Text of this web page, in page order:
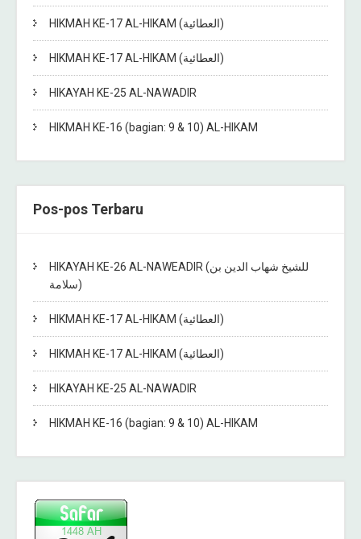
HIKMAH KE-17 AL-HIKAM (العطائية)
HIKMAH KE-17 AL-HIKAM (العطائية)
HIKAYAH KE-25 AL-NAWADIR
HIKMAH KE-16 (bagian: 9 & 10) AL-HIKAM
Pos-pos Terbaru
HIKAYAH KE-26 AL-NAWEADIR (للشيخ شهاب الدين بن
سلامة)
HIKMAH KE-17 AL-HIKAM (العطائية)
HIKMAH KE-17 AL-HIKAM (العطائية)
HIKAYAH KE-25 AL-NAWADIR
HIKMAH KE-16 (bagian: 9 & 10) AL-HIKAM